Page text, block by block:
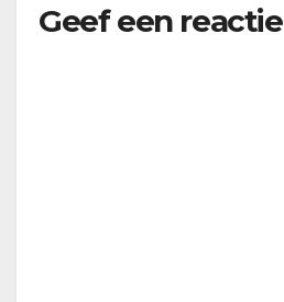
Geef een reactie